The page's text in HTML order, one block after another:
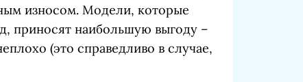
износом. Модели, которые
приносят наибольшую выгоду –
(это справедливо в случае,